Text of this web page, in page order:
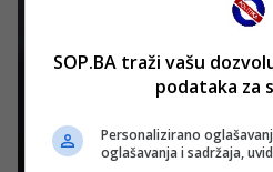
SOP.BA traži vašu
podataka za
Personalizirano
oglašavanja i sadržaja,